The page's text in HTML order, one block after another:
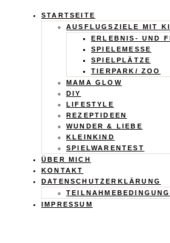
Calistas
Traum
STARTSEITE
AUSFLUGSZIELE MIT
ERLEBNIS- UND
SPIELEMESSE
SPIELPLÄTZE
TIERPARK/ ZOO
MAMA GLOW
DIY
LIFESTYLE
REZEPTIDEEN
WUNDER & LIEBE
KLEINKIND
SPIELWARENTEST
ÜBER MICH
KONTAKT
DATENSCHUTZERKLÄRUNG
IMPRESSUM